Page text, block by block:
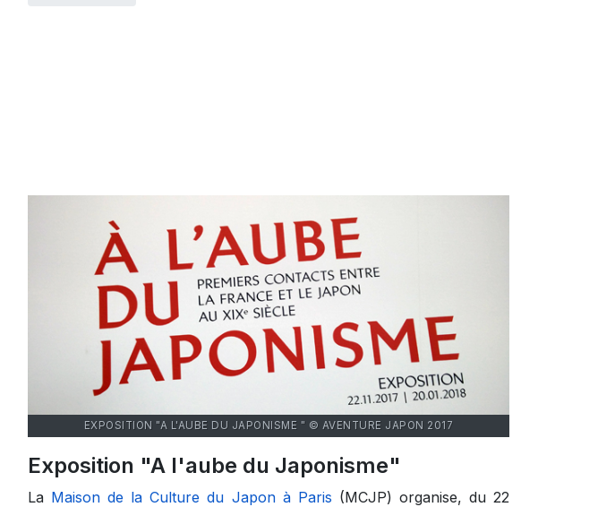
EXPOSITION "A L'AUBE DU JAPONISME " © AVENTURE JAPON 2017
Exposition "A l'aube du Japonisme"
La Maison de la Culture du Japon à Paris (MCJP) organise, du 22